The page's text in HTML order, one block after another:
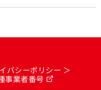
バシーポリシー
事業者番号